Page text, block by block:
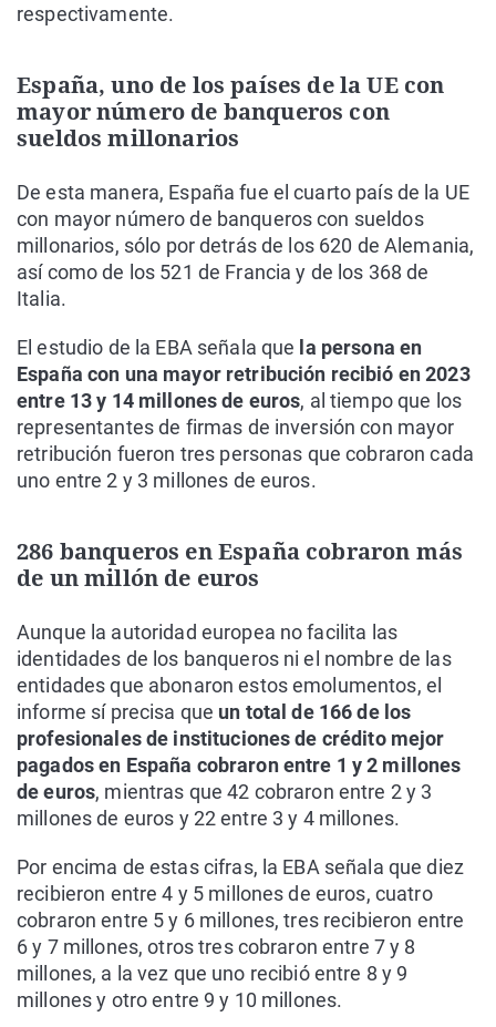
respectivamente.
España, uno de los países de la UE con
mayor número de banqueros con
sueldos millonarios
De esta manera, España fue el cuarto país de la UE
con mayor número de banqueros con sueldos
millonarios, sólo por detrás de los 620 de Alemania,
así como de los 521 de Francia y de los 368 de
Italia.
El estudio de la EBA señala que la persona en
España con una mayor retribución recibió en 2023
entre 13 y 14 millones de euros, al tiempo que los
representantes de firmas de inversión con mayor
retribución fueron tres personas que cobraron cada
uno entre 2 y 3 millones de euros.
286 banqueros en España cobraron más
de un millón de euros
Aunque la autoridad europea no facilita las
identidades de los banqueros ni el nombre de las
entidades que abonaron estos emolumentos, el
informe sí precisa que un total de 166 de los
profesionales de instituciones de crédito mejor
pagados en España cobraron entre 1 y 2 millones
de euros, mientras que 42 cobraron entre 2 y 3
millones de euros y 22 entre 3 y 4 millones.
Por encima de estas cifras, la EBA señala que diez
recibieron entre 4 y 5 millones de euros, cuatro
cobraron entre 5 y 6 millones, tres recibieron entre
6 y 7 millones, otros tres cobraron entre 7 y 8
millones, a la vez que uno recibió entre 8 y 9
millones y otro entre 9 y 10 millones.